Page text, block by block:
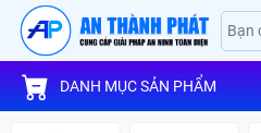
DANH MỤC SẢN PHẨM